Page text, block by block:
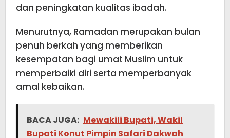
dan peningkatan kualitas ibadah.
Menurutnya, Ramadan merupakan bulan
penuh berkah yang memberikan
kesempatan bagi umat Muslim untuk
memperbaiki diri serta memperbanyak
amal kebaikan.
BACA JUGA: Mewakili Bupati, Wakil
Bupati Konut Pimpin Safari Dakwah